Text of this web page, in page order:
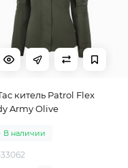
китель Patrol Flex
Army Olive
В наличии